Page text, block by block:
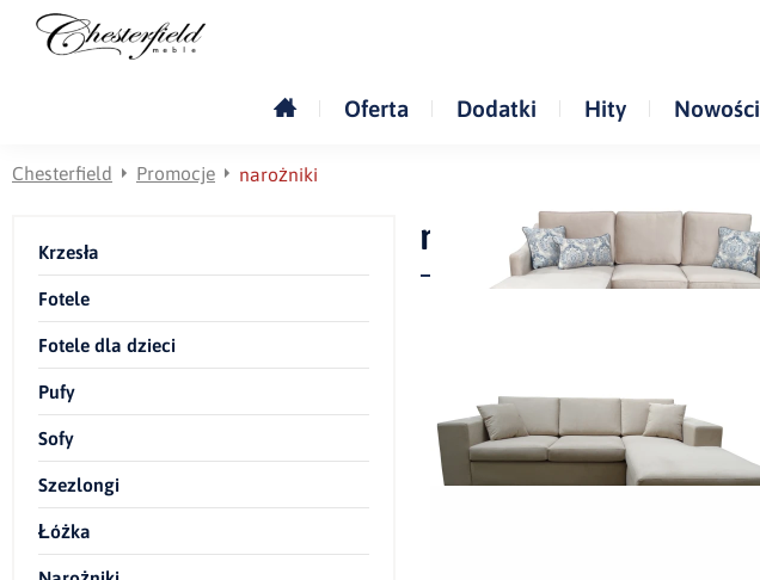
Oferta Dodatki Hity Nowości
Chesterfield Promocje narożniki
Krzesła
Fotele
Fotele dla dzieci
Pufy
Sofy
Szezlongi
Łóżka
narożniki
Dodaj do koszyka